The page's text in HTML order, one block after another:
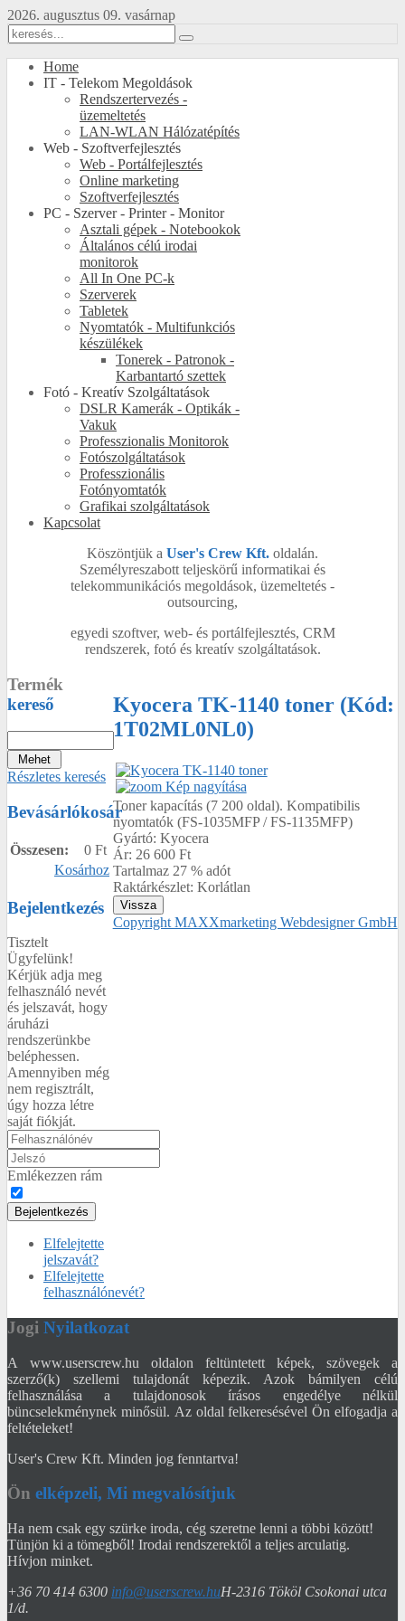
2026. augusztus 09. vasárnap
Home
IT - Telekom Megoldások
Rendszertervezés -
üzemeltetés
LAN-WLAN Hálózatépítés
Web - Szoftverfejlesztés
Web - Portálfejlesztés
Online marketing
Szoftverfejlesztés
PC - Szerver - Printer - Monitor
Asztali gépek - Notebookok
Általános célú irodai
monitorok
All In One PC-k
Szerverek
Tabletek
Nyomtatók - Multifunkciós
készülékek
Tonerek - Patronok -
Karbantartó szettek
Fotó - Kreatív Szolgáltatások
DSLR Kamerák - Optikák -
Vakuk
Professzionalis Monitorok
Fotószolgáltatások
Professzionális
Fotónyomtatók
Grafikai szolgáltatások
Kapcsolat
Köszöntjük a User's Crew Kft. oldalán.
Személyreszabott teljeskörű informatikai és
telekommunikációs megoldások, üzemeltetés -
outsourcing,
egyedi szoftver, web- és portálfejlesztés, CRM
rendszerek, fotó és kreatív szolgáltatások.
Kyocera TK-1140 toner (Kód:
1T02ML0NL0)
Kép nagyítása
Toner kapacítás (7 200 oldal). Kompatibilis
nyomtatók (FS-1035MFP / FS-1135MFP)
Gyártó: Kyocera
Ár: 26 600 Ft
Tartalmaz 27 % adót
Raktárkészlet: Korlátlan
Copyright MAXXmarketing Webdesigner GmbH
Termék
kereső
Részletes keresés
Bevásárlókosár
Összesen:
0 Ft
Kosárhoz
Bejelentkezés
Tisztelt
Ügyfelünk!
Kérjük adja meg
felhasználó nevét
és jelszavát, hogy
áruházi
rendszerünkbe
beléphessen.
Amennyiben még
nem regisztrált,
úgy hozza létre
saját fiókját.
Emlékezzen rám
Bejelentkezés
Elfelejtette
jelszavát?
Elfelejtette
felhasználónevét?
Jogi Nyilatkozat
A www.userscrew.hu oldalon feltüntetett képek, szövegek a
szerző(k) szellemi tulajdonát képezik. Azok bámilyen célú
felhasználása a tulajdonosok írásos engedélye nélkül
büncselekménynek minősül. Az oldal felkeresésével Ön elfogadja a
feltételeket!
User's Crew Kft. Minden jog fenntartva!
Ön elképzeli, Mi megvalósítjuk
Ha nem csak egy szürke iroda, cég szeretne lenni a többi között!
Tünjön ki a tömegből! Irodai rendszerektől a teljes arculatig.
Hívjon minket.
+36 70 414 6300 info@userscrew.huH-2316 Tököl Csokonai utca
1/d.